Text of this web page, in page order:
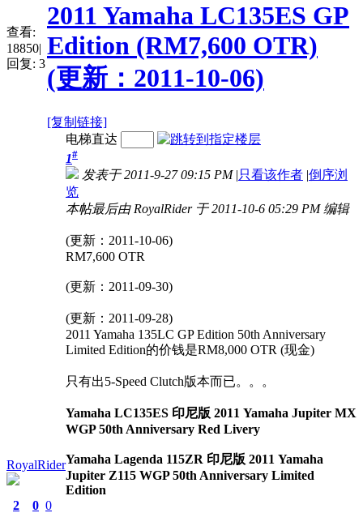
查看:
18850|
回复: 3
2011 Yamaha LC135ES GP
Edition (RM7,600 OTR)
(更新：2011-10-06)
[复制链接]
RoyalRider
2 0 0
电梯直达
1#
发表于 2011-9-27 09:15 PM |只看该作者 |倒序浏
览
本帖最后由 RoyalRider 于 2011-10-6 05:29 PM 编辑
(更新：2011-10-06)
RM7,600 OTR
(更新：2011-09-30)
(更新：2011-09-28)
2011 Yamaha 135LC GP Edition 50th Anniversary
Limited Edition的价钱是RM8,000 OTR (现金)
只有出5-Speed Clutch版本而已。。。
Yamaha LC135ES 印尼版 2011 Yamaha Jupiter MX
WGP 50th Anniversary Red Livery
Yamaha Lagenda 115ZR 印尼版 2011 Yamaha
Jupiter Z115 WGP 50th Anniversary Limited
Edition